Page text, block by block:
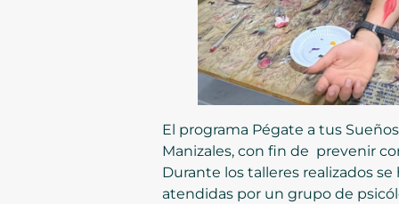
El programa Pégate a tus
Manizales, con fin de prevenir
Durante los talleres realizados
atendidas por un grupo de